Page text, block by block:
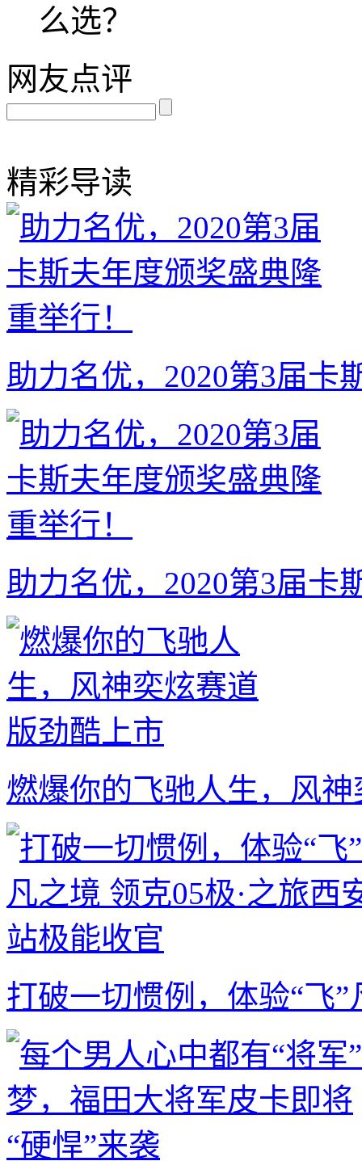
么选？
网友点评
精彩导读
助力名优，2020第3届卡
助力名优，2020第3届卡
燃爆你的飞驰人生，风
打破一切惯例，体验“飞”